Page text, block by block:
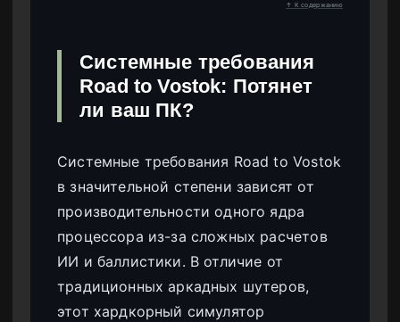
↑ К содержанию
Системные требования
Road to Vostok: Потянет
ли ваш ПК?
Системные требования Road to Vostok
в значительной степени зависят от
производительности одного ядра
процессора из-за сложных расчетов
ИИ и баллистики. В отличие от
традиционных аркадных шутеров,
этот хардкорный симулятор